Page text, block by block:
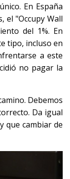
En España
el "Occupy Wall
del 1%. En
tipo, incluso en
a este
no pagar la
Debemos
Da igual
que cambiar de